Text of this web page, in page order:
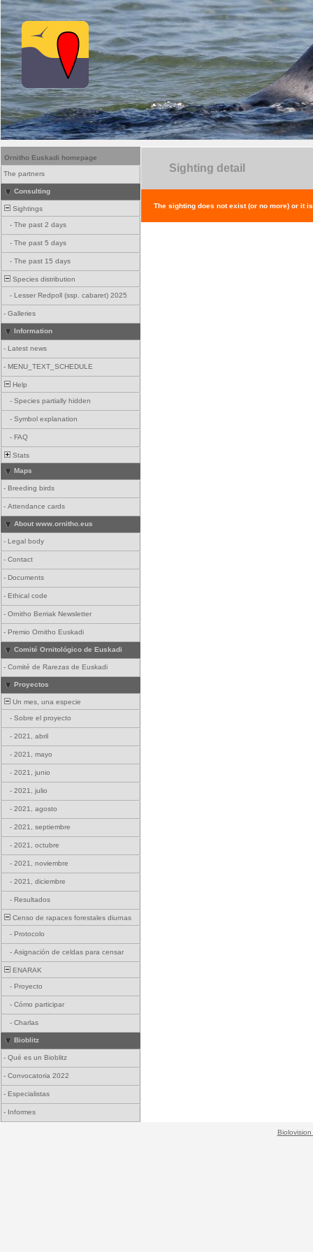
Ornitho Euskadi homepage
The partners
Consulting
Sightings
- The past 2 days
- The past 5 days
- The past 15 days
Species distribution
- Lesser Redpoll (ssp. cabaret) 2025
- Galleries
Information
- Latest news
- MENU_TEXT_SCHEDULE
Help
- Species partially hidden
- Symbol explanation
- FAQ
Stats
Maps
- Breeding birds
- Attendance cards
About www.ornitho.eus
- Legal body
- Contact
- Documents
- Ethical code
- Ornitho Berriak Newsletter
- Premio Ornitho Euskadi
Comité Ornitológico de Euskadi
- Comité de Rarezas de Euskadi
Proyectos
Un mes, una especie
- Sobre el proyecto
- 2021, abril
- 2021, mayo
- 2021, junio
- 2021, julio
- 2021, agosto
- 2021, septiembre
- 2021, octubre
- 2021, noviembre
- 2021, diciembre
- Resultados
Censo de rapaces forestales diurnas
- Protocolo
- Asignación de celdas para censar
ENARAK
- Proyecto
- Cómo participar
- Charlas
Bioblitz
- Qué es un Bioblitz
- Convocatoria 2022
- Especialistas
- Informes
Sighting detail
The sighting does not exist (or no more) or it
Biolovision